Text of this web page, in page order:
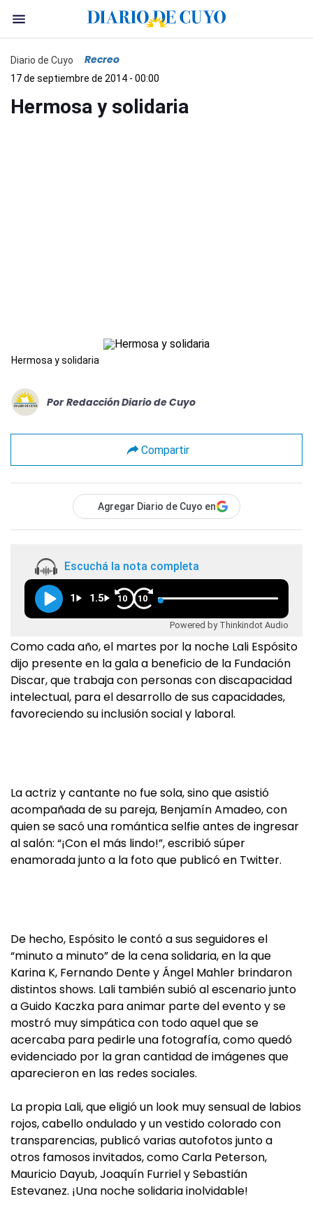
Diario de Cuyo Recreo
17 de septiembre de 2014 - 00:00
Hermosa y solidaria
Hermosa y solidaria
Por Redacción Diario de Cuyo
Compartir
Agregar Diario de Cuyo en
Escuchá la nota completa
1 1.5 10 10
Powered by Thinkindot Audio
Como cada año, el martes por la noche Lali Espósito
dijo presente en la gala a beneficio de la Fundación
Discar, que trabaja con personas con discapacidad
intelectual, para el desarrollo de sus capacidades,
favoreciendo su inclusión social y laboral.
La actriz y cantante no fue sola, sino que asistió
acompañada de su pareja, Benjamín Amadeo, con
quien se sacó una romántica selfie antes de ingresar
al salón: “¡Con el más lindo!”, escribió súper
enamorada junto a la foto que publicó en Twitter.
De hecho, Espósito le contó a sus seguidores el
“minuto a minuto” de la cena solidaria, en la que
Karina K, Fernando Dente y Ángel Mahler brindaron
distintos shows. Lali también subió al escenario junto
a Guido Kaczka para animar parte del evento y se
mostró muy simpática con todo aquel que se
acercaba para pedirle una fotografía, como quedó
evidenciado por la gran cantidad de imágenes que
aparecieron en las redes sociales.
La propia Lali, que eligió un look muy sensual de labios
rojos, cabello ondulado y un vestido colorado con
transparencias, publicó varias autofotos junto a
otros famosos invitados, como Carla Peterson,
Mauricio Dayub, Joaquín Furriel y Sebastián
Estevanez. ¡Una noche solidaria inolvidable!